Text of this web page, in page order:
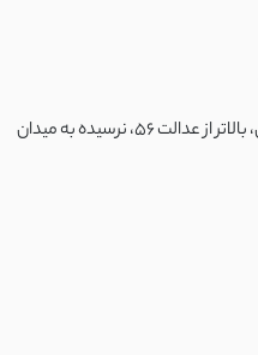
گرگان، بلوار ناهارخوران، بالاتر از عدالت ۵۶، نرسیده به میدان